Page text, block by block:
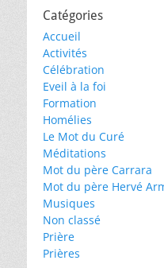
Catégories
Accueil
Activités
Célébration
Eveil à la foi
Formation
Homélies
Le Mot du Curé
Méditations
Mot du père Carrara
Mot du père Hervé
Musiques
Non classé
Prière
Prières